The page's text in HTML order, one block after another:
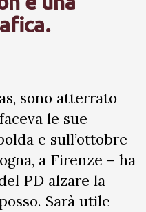
sono atterrato
le sue
e sull’ottobre
a Firenze – ha
PD alzare la
Sarà utile